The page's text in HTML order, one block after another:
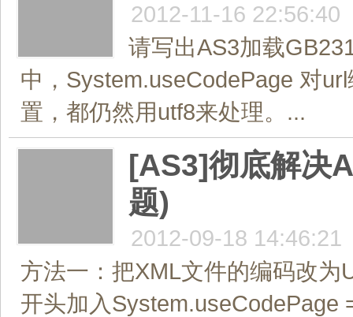
2012-11-16 22:56:40
请写出AS3加载
中，System.useCodePage 对
置，都仍然用utf8来处理。...
[AS3]彻底解决
题)
2012-09-18 14:46:21
方法一：把XML文件的编码改
开头加入System.useCodePage